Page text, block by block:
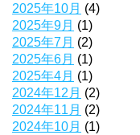
2025年10月 (4)
2025年9月 (1)
2025年7月 (2)
2025年6月 (1)
2025年4月 (1)
2024年12月 (2)
2024年11月 (2)
2024年10月 (1)